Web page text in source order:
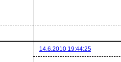
14.6.2010 19:44:25